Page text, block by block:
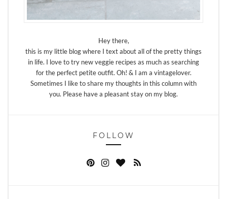
Hey there,
this is my little blog where I text about all of the pretty things
in life. I love to try new veggie recipes as much as searching
for the perfect petite outfit. Oh! & I am a vintagelover.
Sometimes I like to share my thoughts in this column with
you. Please have a pleasant stay on my blog.
FOLLOW